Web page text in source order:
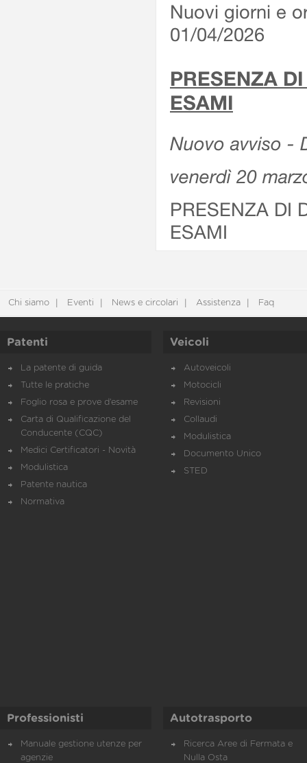
Nuovi giorni e
01/04/2026
PRESENZA
ESAMI
Nuovo avviso -
venerdì 20
PRESENZA DI
ESAMI
Chi siamo Eventi News e circolari Assistenza Faq
Patenti
La patente di guida
Tutte le pratiche
Foglio rosa e prove d’esame
Carta di Qualificazione del
Conducente (CQC)
Medici Certificatori - Novità
Modulistica
Patente nautica
Normativa
Veicoli
Autoveicoli
Motocicli
Revisioni
Collaudi
Modulistica
Documento Unico
STED
Professionisti
Manuale gestione utenze per
agenzie
Autotrasporto
Ricerca Aree di Fermata e
Nulla Osta